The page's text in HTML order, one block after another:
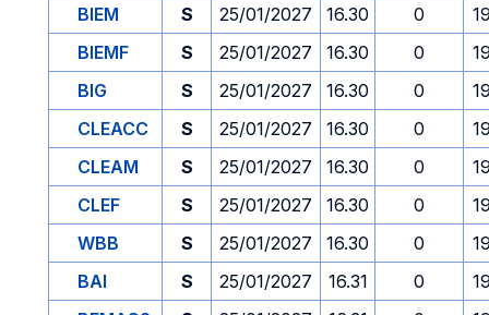
BIEM
S 25/01/2027 16.30 0
BIEMF
S 25/01/2027 16.30 0
BIG
S 25/01/2027 16.30 0
CLEACC
S 25/01/2027 16.30 0
CLEAM
S 25/01/2027 16.30 0
CLEF
S 25/01/2027 16.30 0
WBB
S 25/01/2027 16.30 0
BAI
S 25/01/2027 16.31 0